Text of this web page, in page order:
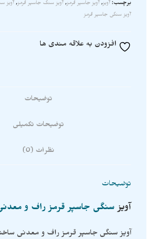
برچسب: آویز, آویز جاسپر قرمز, آویز سنگ جاسپر قرمز, آویز
آویز سنگی جاسپر قرمز
افزودن به علاقه مندی ها
توضیحات
توضیحات تکمیلی
نظرات (0)
توضیحات
آویز سنگی جاسپر قرمز راف و
آویز سنگی جاسپر قرمز راف و معدنی